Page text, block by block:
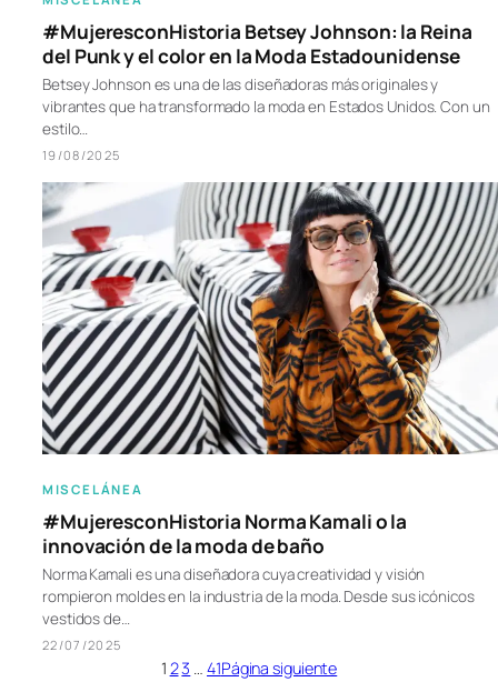
#MujeresconHistoria Betsey Johnson: la Reina
del Punk y el color en la Moda Estadounidense
Betsey Johnson es una de las diseñadoras más originales y
vibrantes que ha transformado la moda en Estados Unidos. Con un
estilo…
19/08/2025
MISCELÁNEA
#MujeresconHistoria Norma Kamali o la
innovación de la moda de baño
Norma Kamali es una diseñadora cuya creatividad y visión
rompieron moldes en la industria de la moda. Desde sus icónicos
vestidos de…
22/07/2025
1 23 … 41Página siguiente